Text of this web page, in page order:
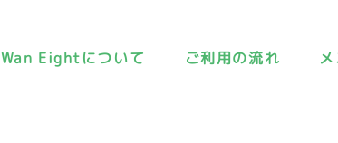
Wan Eightについて ご利用の流れ